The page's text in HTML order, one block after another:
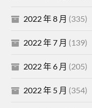
2022 年 8 月 (335)
2022 年 7 月 (139)
2022 年 6 月 (205)
2022 年 5 月 (354)